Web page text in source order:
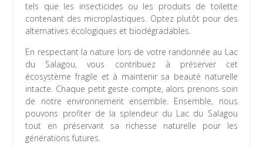
tels que les insecticides ou les produits de toilette
contenant des microplastiques. Optez plutôt pour des
alternatives écologiques et biodégradables.
En respectant la nature lors de votre randonnée au Lac
du Salagou, vous contribuez à préserver cet
écosystème fragile et à maintenir sa beauté naturelle
intacte. Chaque petit geste compte, alors prenons soin
de notre environnement ensemble. Ensemble, nous
pouvons profiter de la splendeur du Lac du Salagou
tout en préservant sa richesse naturelle pour les
générations futures.